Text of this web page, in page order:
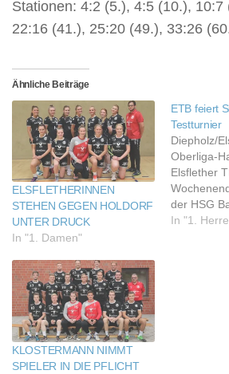
Stationen: 4:2 (5.), 4:5 (10.), 10:7
22:16 (41.), 25:20 (49.), 33:26
Ähnliche Beiträge
ELSFLETHERINNEN
STEHEN GEGEN HOLDORF
UNTER DRUCK
In "1. Damen"
ETB feiert
Testturnier
Diepholz/
Oberliga-
Elsflether
der HSG
gewonnen.
In "1.
KLOSTERMANN NIMMT
SPIELER IN DIE PFLICHT